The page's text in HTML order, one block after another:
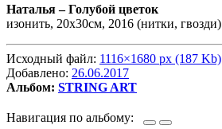
Наталья –Голубой цветок
изонить, 20х30см, 2016 (нитки, гвозди)
Исходный файл: 1116×1680 px (187 Kb)
Добавлено: 26.06.2017
Альбом: STRING ART
Навигация по альбому: